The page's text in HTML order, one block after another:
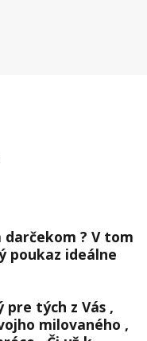
? V tom
poukaz ideálne
pre tých z Vás ,
milovaného ,